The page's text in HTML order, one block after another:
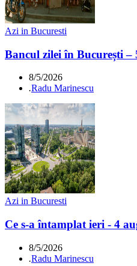
Azi in Bucuresti
Bancul zilei în București –
8/5/2026
.Radu Marinescu
Azi in Bucuresti
Ce s-a întamplat ieri - 4
8/5/2026
.Radu Marinescu